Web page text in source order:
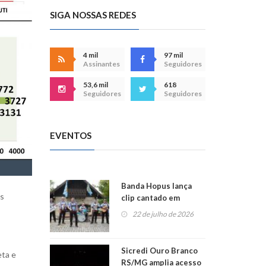
e
SIGA NOSSAS REDES
4 mil
Assinantes
97 mil
Seguidores
53,6 mil
Seguidores
618
Seguidores
EVENTOS
Banda Hopus lança
clip cantado em
alemão e inglês
22 de julho de 2026
Sicredi Ouro Branco
RS/MG amplia acesso